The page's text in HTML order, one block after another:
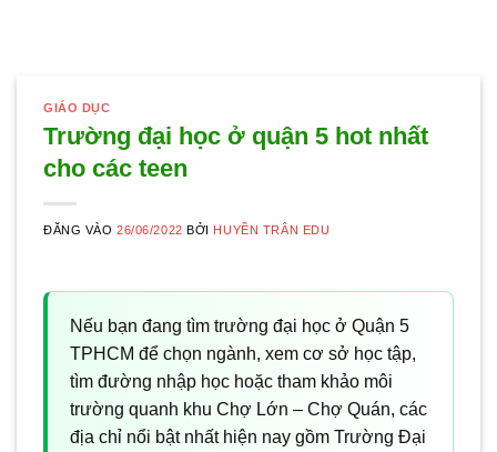
GIÁO DỤC
Trường đại học ở quận 5 hot nhất
cho các teen
ĐĂNG VÀO26/06/2022 BỞI HUYỀN TRÂN EDU
Nếu bạn đang tìm trường đại học ở Quận 5
TPHCM để chọn ngành, xem cơ sở học tập,
tìm đường nhập học hoặc tham khảo môi
trường quanh khu Chợ Lớn – Chợ Quán, các
địa chỉ nổi bật nhất hiện nay gồm Trường Đại